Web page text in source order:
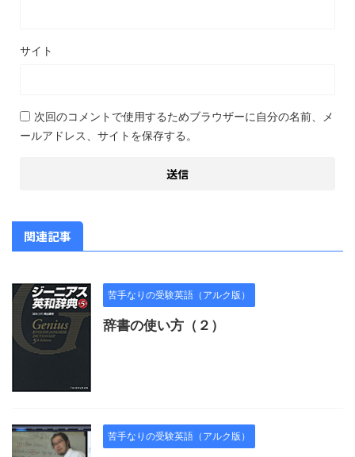
サイト
次回のコメントで使用するためブラウザーに自分の名前、メ
ールアドレス、サイトを保存する。
関連記事
苦手なりの受験英語（アルク版）
辞書の使い方（２）
苦手なりの受験英語（アルク版）